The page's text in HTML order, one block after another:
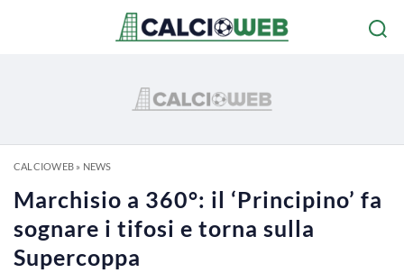
CALCIOWEB» NEWS
Marchisio a 360°: il ‘Principino’ fa
sognare i tifosi e torna sulla
Supercoppa